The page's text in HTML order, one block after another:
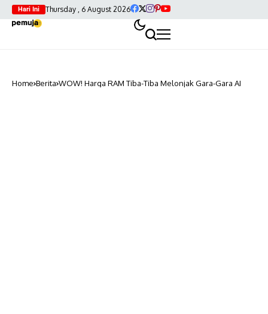
Hari Ini Thursday , 6 August 2026
Home Berita WOW! Harga RAM Tiba-Tiba Melonjak Gara-Gara AI